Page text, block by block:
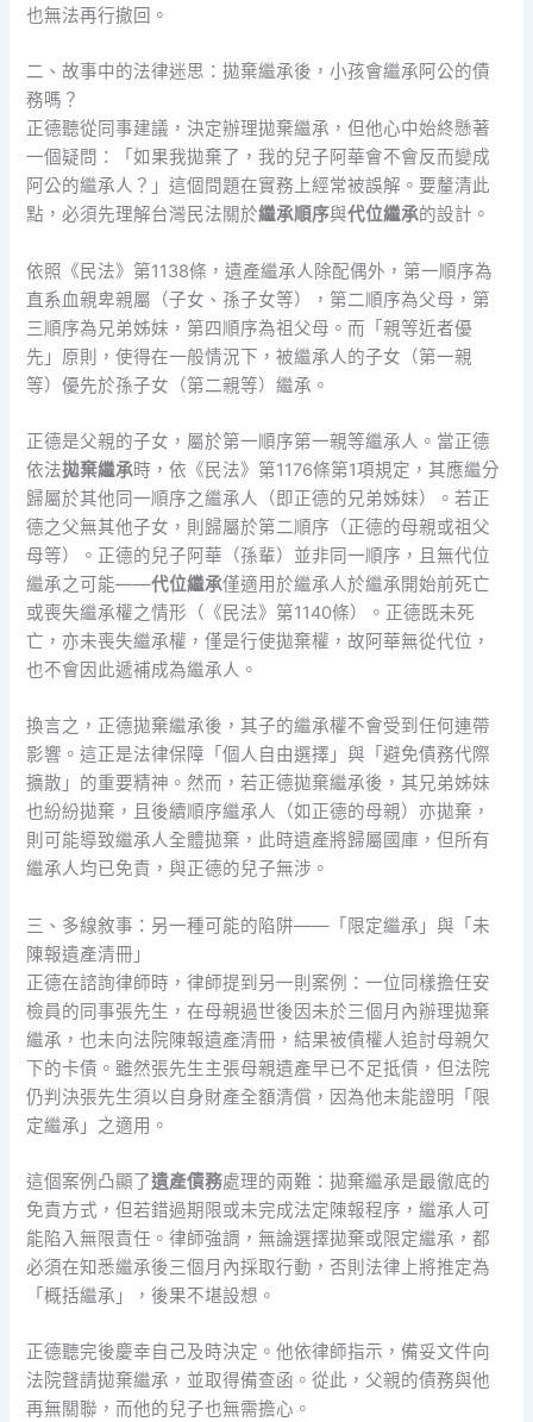
也無法再行撤回。
二、故事中的法律迷思：拋棄繼承後，小孩會繼承阿公的債
務嗎？
正德聽從同事建議，決定辦理拋棄繼承，但他心中始終懸著
一個疑問：「如果我拋棄了，我的兒子阿華會不會反而變成
阿公的繼承人？」這個問題在實務上經常被誤解。要釐清此
點，必須先理解台灣民法關於繼承順序與代位繼承的設計。
依照《民法》第1138條，遺產繼承人除配偶外，第一順序為
直系血親卑親屬（子女、孫子女等），第二順序為父母，第
三順序為兄弟姊妹，第四順序為祖父母。而「親等近者優
先」原則，使得在一般情況下，被繼承人的子女（第一親
等）優先於孫子女（第二親等）繼承。
正德是父親的子女，屬於第一順序第一親等繼承人。當正德
依法拋棄繼承時，依《民法》第1176條第1項規定，其應繼分
歸屬於其他同一順序之繼承人（即正德的兄弟姊妹）。若正
德之父無其他子女，則歸屬於第二順序（正德的母親或祖父
母等）。正德的兒子阿華（孫輩）並非同一順序，且無代位
繼承之可能——代位繼承僅適用於繼承人於繼承開始前死亡
或喪失繼承權之情形（《民法》第1140條）。正德既未死
亡，亦未喪失繼承權，僅是行使拋棄權，故阿華無從代位，
也不會因此遞補成為繼承人。
換言之，正德拋棄繼承後，其子的繼承權不會受到任何連帶
影響。這正是法律保障「個人自由選擇」與「避免債務代際
擴散」的重要精神。然而，若正德拋棄繼承後，其兄弟姊妹
也紛紛拋棄，且後續順序繼承人（如正德的母親）亦拋棄，
則可能導致繼承人全體拋棄，此時遺產將歸屬國庫，但所有
繼承人均已免責，與正德的兒子無涉。
三、多線敘事：另一種可能的陷阱——「限定繼承」與「未
陳報遺產清冊」
正德在諮詢律師時，律師提到另一則案例：一位同樣擔任安
檢員的同事張先生，在母親過世後因未於三個月內辦理拋棄
繼承，也未向法院陳報遺產清冊，結果被債權人追討母親欠
下的卡債。雖然張先生主張母親遺產早已不足抵債，但法院
仍判決張先生須以自身財產全額清償，因為他未能證明「限
定繼承」之適用。
這個案例凸顯了遺產債務處理的兩難：拋棄繼承是最徹底的
免責方式，但若錯過期限或未完成法定陳報程序，繼承人可
能陷入無限責任。律師強調，無論選擇拋棄或限定繼承，都
必須在知悉繼承後三個月內採取行動，否則法律上將推定為
「概括繼承」，後果不堪設想。
正德聽完後慶幸自己及時決定。他依律師指示，備妥文件向
法院聲請拋棄繼承，並取得備查函。從此，父親的債務與他
再無關聯，而他的兒子也無需擔心。